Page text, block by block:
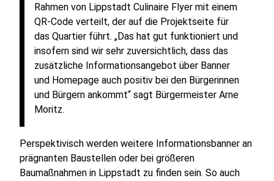
Rahmen von Lippstadt Culinaire Flyer mit einem
QR-Code verteilt, der auf die Projektseite für
das Quartier führt. „Das hat gut funktioniert und
insofern sind wir sehr zuversichtlich, dass das
zusätzliche Informationsangebot über Banner
und Homepage auch positiv bei den Bürgerinnen
und Bürgern ankommt“ sagt Bürgermeister Arne
Moritz.
Perspektivisch werden weitere Informationsbanner an
prägnanten Baustellen oder bei größeren
Baumaßnahmen in Lippstadt zu finden sein. So auch